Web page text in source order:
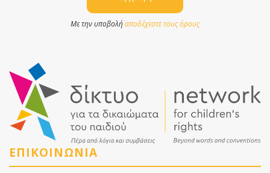
Με την υποβολήαποδέχεστε τους όρους
ΕΠΙΚΟΙΝΩΝΙΑ